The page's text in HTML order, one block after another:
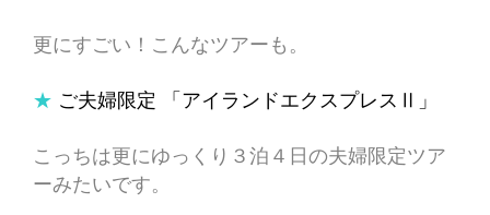
更にすごい！こんなツアーも。
★ ご夫婦限定 「アイランドエクスプレスⅡ」
こっちは更にゆっくり３泊４日の夫婦限定ツア
ーみたいです。